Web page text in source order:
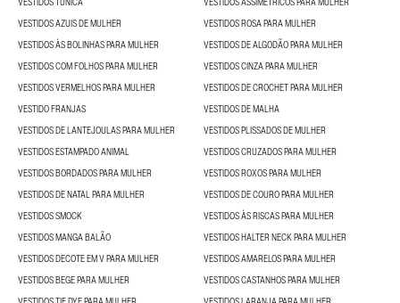
VESTIDOS AZUIS DE MULHER
VESTIDOS ROSA PARA MULHER
VESTIDOS ÀS BOLINHAS PARA MULHER
VESTIDOS DE ALGODÃO PARA MULHER
VESTIDOS COM FOLHOS PARA MULHER
VESTIDOS CINZA PARA MULHER
VESTIDOS VERMELHOS PARA MULHER
VESTIDOS DE CROCHET PARA MULHER
VESTIDO FRANJAS
VESTIDOS DE MALHA
VESTIDOS DE LANTEJOULAS PARA MULHER
VESTIDOS PLISSADOS DE MULHER
VESTIDOS ESTAMPADO ANIMAL
VESTIDOS CRUZADOS PARA MULHER
VESTIDOS BORDADOS PARA MULHER
VESTIDOS ROXOS PARA MULHER
VESTIDOS DE NATAL PARA MULHER
VESTIDOS DE COURO PARA MULHER
VESTIDOS SMOCK
VESTIDOS ÀS RISCAS PARA MULHER
VESTIDOS MANGA BALÃO
VESTIDOS HALTER NECK PARA MULHER
VESTIDOS DECOTE EM V PARA MULHER
VESTIDOS AMARELOS PARA MULHER
VESTIDOS BEGE PARA MULHER
VESTIDOS CASTANHOS PARA MULHER